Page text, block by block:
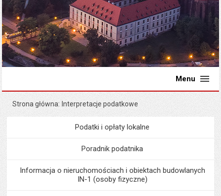
Menu
Strona główna Interpretacje podatkowe
MenuPodatki i opłaty lokalne
Podatki i opłaty lokalne
Poradnik podatnika
Informacja o nieruchomościach i obiektach budowlanych
IN-1 (osoby fizyczne)